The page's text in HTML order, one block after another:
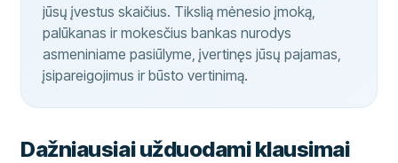
jūsų įvestus skaičius. Tikslią mėnesio įmoką,
palūkanas ir mokesčius bankas nurodys
asmeniniame pasiūlyme, įvertinęs jūsų pajamas,
įsipareigojimus ir būsto vertinimą.
Dažniausiai užduodami klausimai